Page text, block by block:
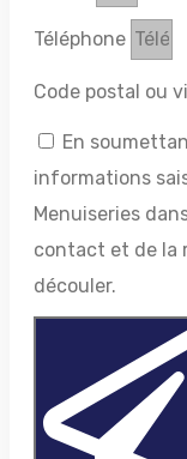
Téléphone
Code postal ou
En
informations
Menuiseries
contact et de la
découler.